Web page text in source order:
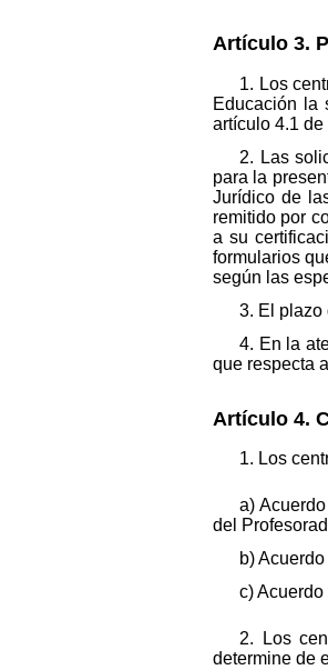
Artículo 3.
1. Los
Educación la
artículo 4.1
2. Las
para la
Jurídico de
remitido por
a su
formularios
según las
3. El plazo
4. En la
que respecta
Artículo 4.
1. Los
a)
del
b)
c)
2. Los
determine de